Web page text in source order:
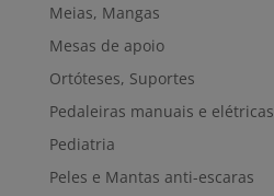
Meias, Mangas
Mesas de apoio
Ortóteses, Suportes
Pedaleiras manuais e elétricas
Pediatria
Peles e Mantas anti-escaras